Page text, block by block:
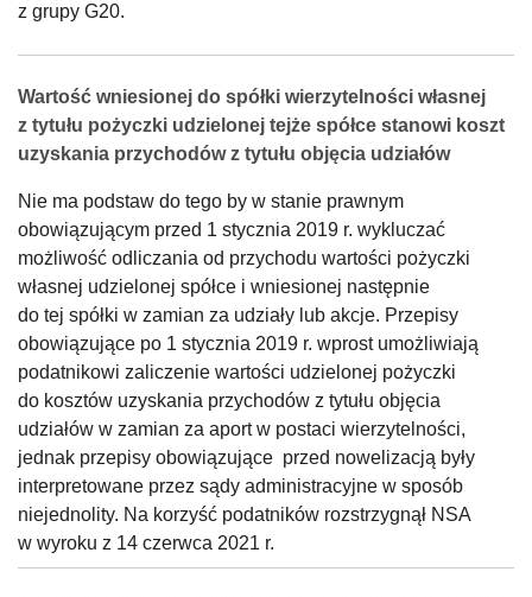
z grupy G20.
Wartość wniesionej do spółki wierzytelności własnej
z tytułu pożyczki udzielonej tejże spółce stanowi koszt
uzyskania przychodów z tytułu objęcia udziałów
Nie ma podstaw do tego by w stanie prawnym
obowiązującym przed 1 stycznia 2019 r. wykluczać
możliwość odliczania od przychodu wartości pożyczki
własnej udzielonej spółce i wniesionej następnie
do tej spółki w zamian za udziały lub akcje. Przepisy
obowiązujące po 1 stycznia 2019 r. wprost umożliwiają
podatnikowi zaliczenie wartości udzielonej pożyczki
do kosztów uzyskania przychodów z tytułu objęcia
udziałów w zamian za aport w postaci wierzytelności,
jednak przepisy obowiązujące przed nowelizacją były
interpretowane przez sądy administracyjne w sposób
niejednolity. Na korzyść podatników rozstrzygnął NSA
w wyroku z 14 czerwca 2021 r.